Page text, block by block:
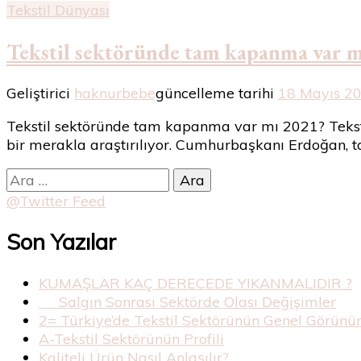
Tekstil Dünyası
Tekstil sektöründe tam kapanma var
Geliştirici haknurbebegüncelleme tarihi 18 Mayıs
Tekstil sektöründe tam kapanma var mı 2021?
bir merakla araştırılıyor. Cumhurbaşkanı Erdoğan,
Arama:
@Twitter Feed
Son Yazılar
KUMAŞLAR KAÇ DERECEDE YIKANMALIDIR ?
Salgın Sonrası Sektörde Olası Değişimler
2= Türkiye’de Tekstil Sektörünün Genel
A-Tekstil Sektörünün Profili
Kaliteli Ürün Nasıl Anlaşılır?